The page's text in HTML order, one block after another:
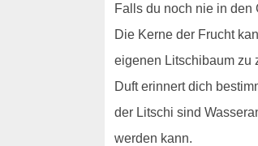
Falls du noch nie in
Die Kerne der Frucht
eigenen Litschibaum zu
Duft erinnert dich
der Litschi sind
werden kann.